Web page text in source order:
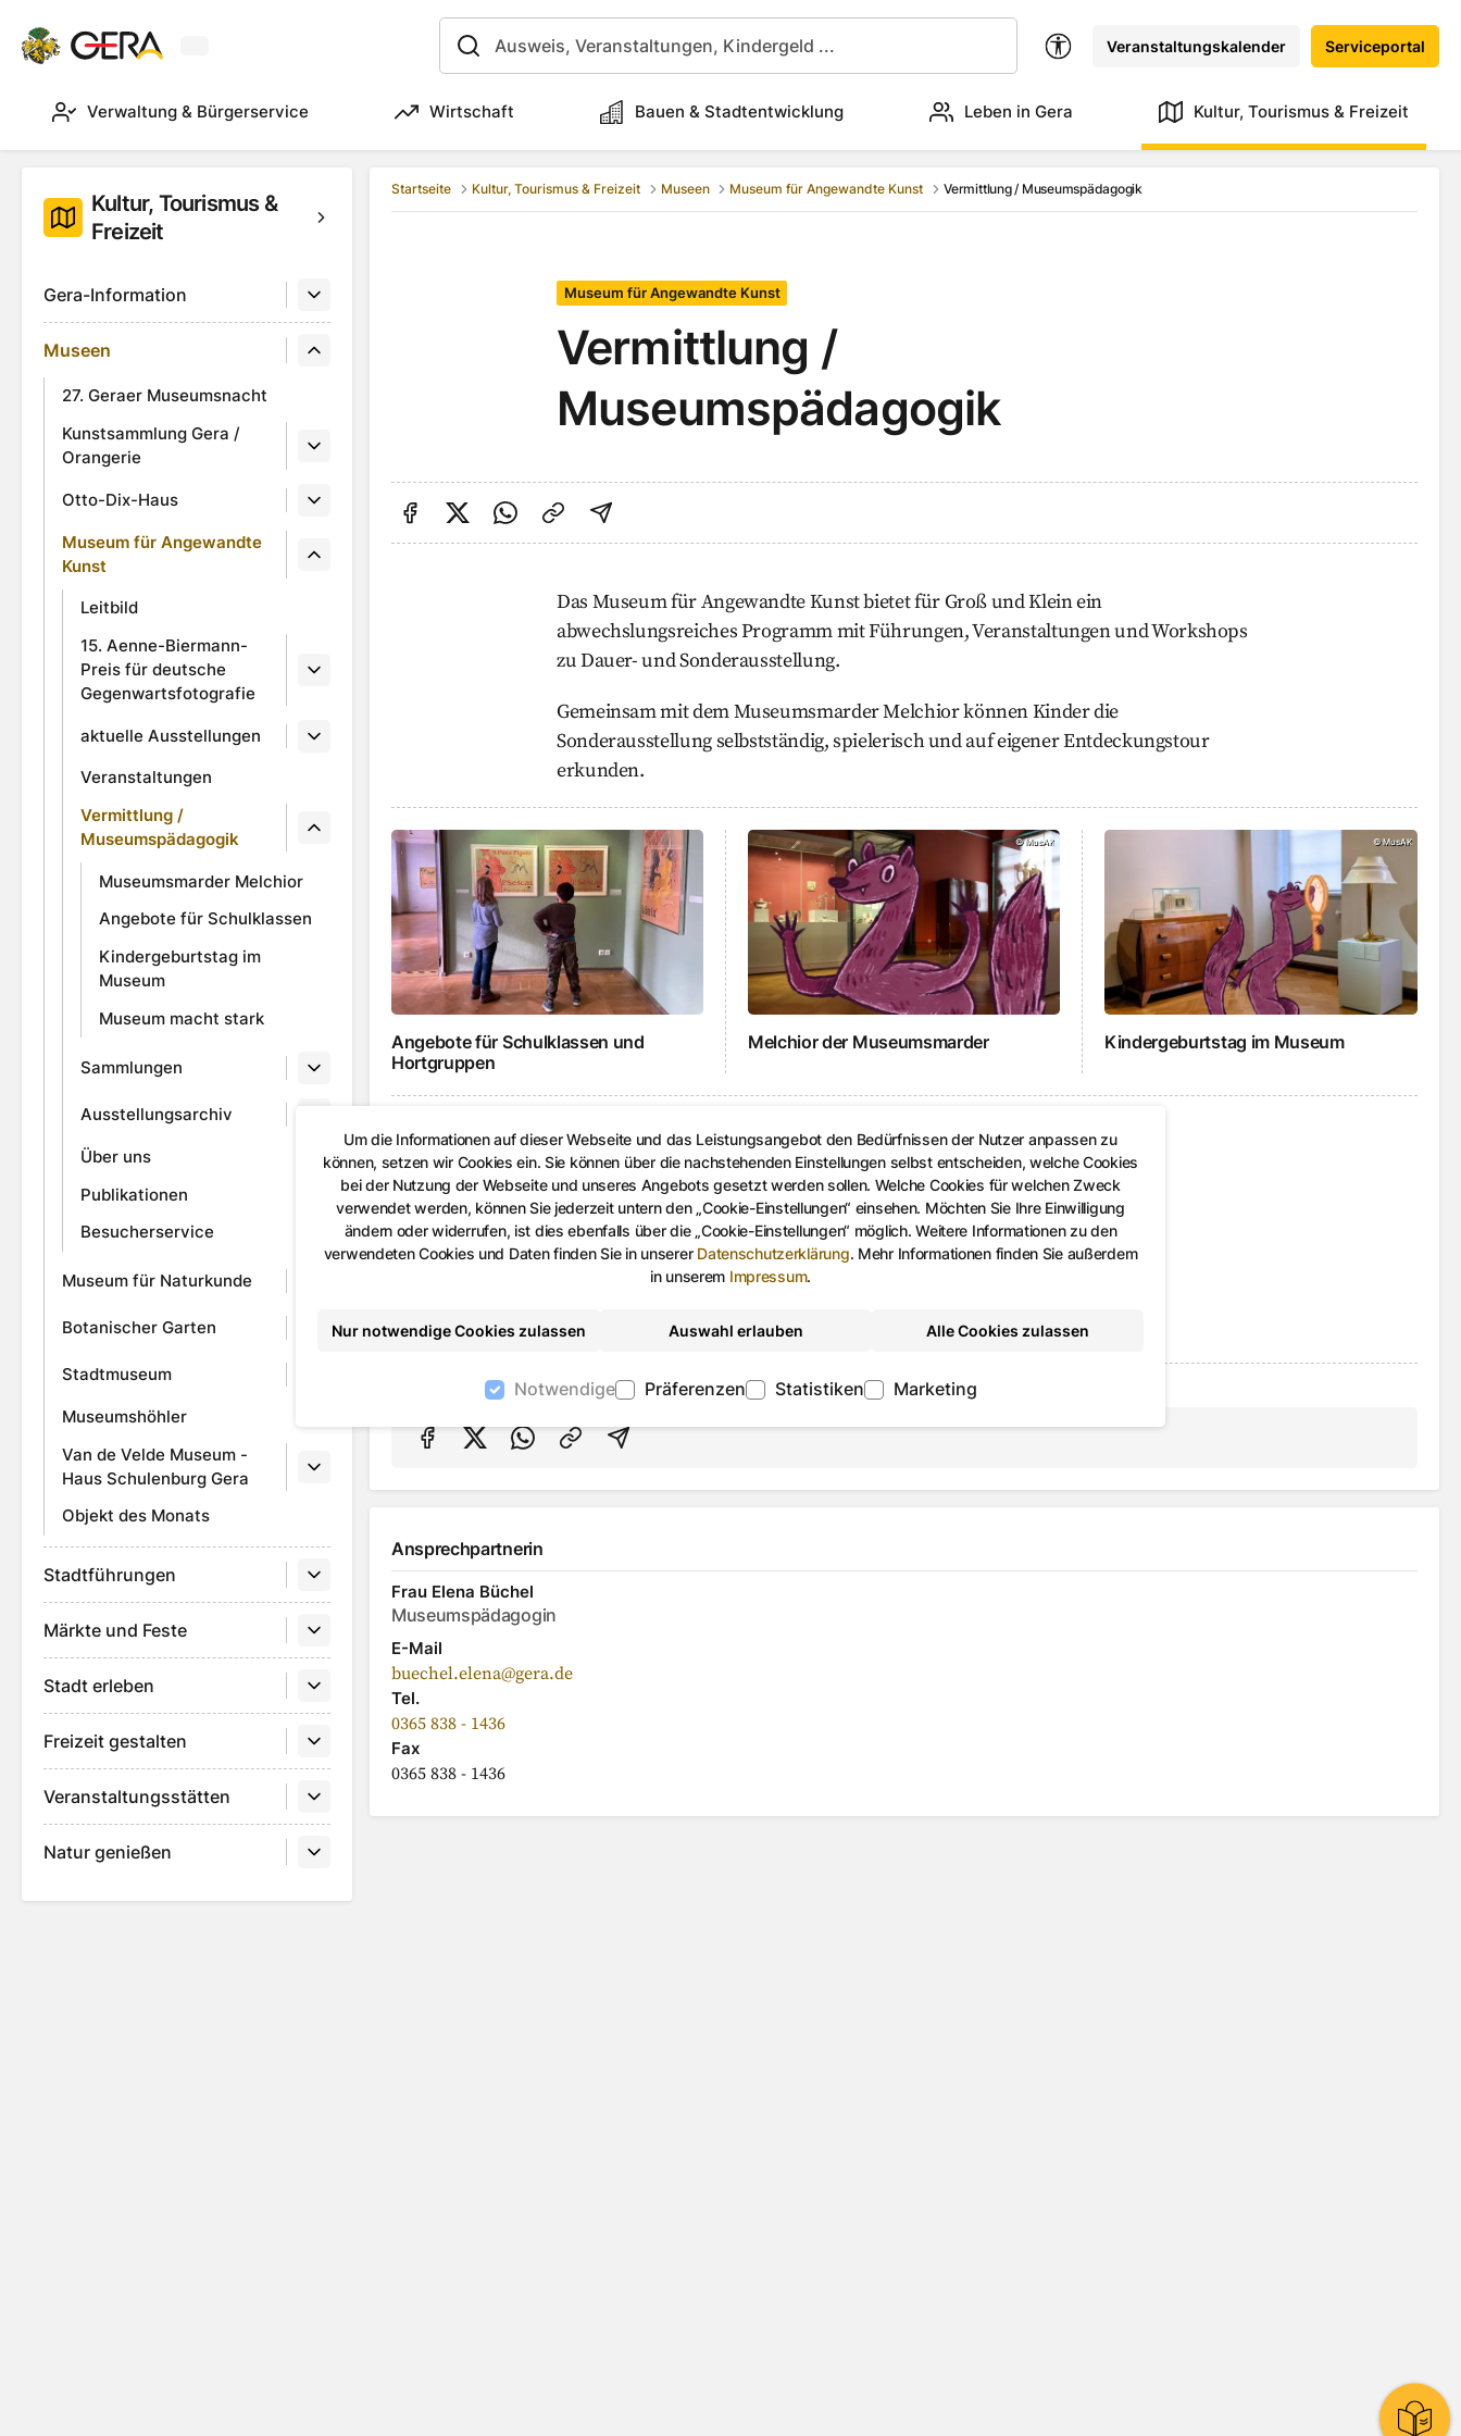
Um die Informationen auf dieser Webseite und das Leistungsangebot den Bedürfnissen der Nutzer anpassen zu
können, setzen wir Cookies ein. Sie können über die nachstehenden Einstellungen selbst entscheiden, welche Cookies
bei der Nutzung der Webseite und unseres Angebots gesetzt werden sollen. Welche Cookies für welchen Zweck
verwendet werden, können Sie jederzeit untern den „Cookie-Einstellungen“ einsehen. Möchten Sie Ihre Einwilligung
ändern oder widerrufen, ist dies ebenfalls über die „Cookie-Einstellungen“ möglich. Weitere Informationen zu den
verwendeten Cookies und Daten finden Sie in unserer Datenschutzerklärung. Mehr Informationen finden Sie außerdem
in unserem Impressum.
Nur notwendige Cookies zulassen Auswahl erlauben Alle Cookies zulassen
Notwendige Präferenzen Statistiken Marketing
Veranstaltungskalender Serviceportal
Verwaltung & Bürgerservice Wirtschaft Bauen & Stadtentwicklung Leben in Gera Kultur, Tourismus & Freizeit
Kultur, Tourismus &
Freizeit
Gera-Information
Museen
27. Geraer Museumsnacht
Kunstsammlung Gera /
Orangerie
Otto-Dix-Haus
Museum für Angewandte
Kunst
Leitbild
15. Aenne-Biermann-
Preis für deutsche
Gegenwartsfotografie
aktuelle Ausstellungen
Veranstaltungen
Vermittlung /
Museumspädagogik
Museumsmarder Melchior
Angebote für Schulklassen
Kindergeburtstag im
Museum
Museum macht stark
Sammlungen
Ausstellungsarchiv
Über uns
Publikationen
Besucherservice
Museum für Naturkunde
Botanischer Garten
Stadtmuseum
Museumshöhler
Van de Velde Museum -
Haus Schulenburg Gera
Objekt des Monats
Stadtführungen
Märkte und Feste
Stadt erleben
Freizeit gestalten
Veranstaltungsstätten
Natur genießen
Startseite Kultur, Tourismus & Freizeit Museen Museum für Angewandte Kunst Vermittlung / Museumspädagogik
Museum für Angewandte Kunst
Vermittlung /
Museumspädagogik
Auf Facebook teilen
Auf Twitter teilen
Per Link teilen
shareViaEmail
Das Museum für Angewandte Kunst bietet für Groß und Klein ein
abwechslungsreiches Programm mit Führungen, Veranstaltungen und Workshops
zu Dauer- und Sonderausstellung.
Gemeinsam mit dem Museumsmarder Melchior können Kinder die
Sonderausstellung selbstständig, spielerisch und auf eigener Entdeckungstour
erkunden.
Angebote für Schulklassen und Hortgruppen
Angebote für Schulklassen und
Hortgruppen
Melchior der Museumsmarder, MusAK
©MusAK
Melchior der Museumsmarder
Kindergeburtstag im Museum,
©MusAK
Kindergeburtstag im Museum
Museum macht stark, VuS
Museum macht stark
Ansprechpartnerin
Frau Elena Büchel
Museumspädagogin
E-Mail
buechel.elena@gera.de
Tel.
0365 838 - 1436
Fax
0365 838 - 1436